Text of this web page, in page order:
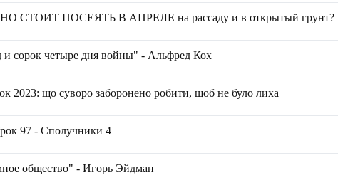
СТОИТ ПОСЕЯТЬ В АПРЕЛЕ на рассаду и в открытый грунт?
сорок четыре дня войны" - Альфред Кох
2023: що суворо заборонено робити, щоб не було лиха
97 - Сполучники 4
общество" - Игорь Эйдман